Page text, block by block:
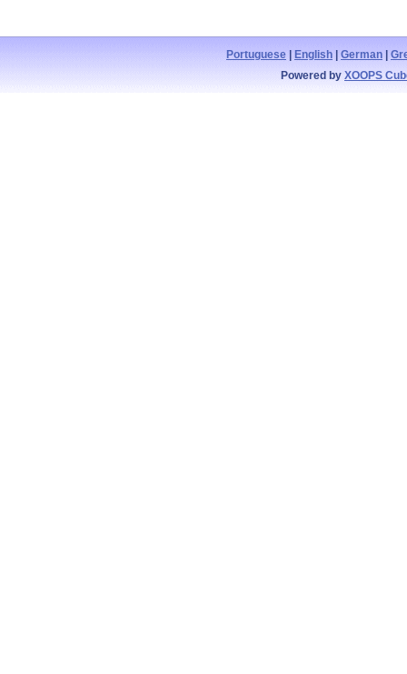
Portuguese | English | German |
Powered by XOOPS